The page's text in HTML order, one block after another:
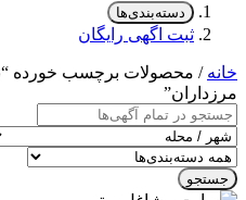
دسته‌بندی‌ها
ثبت اگهی رایگان
خانه / محصولات برچسب خورده
مرزداران”
جستجو